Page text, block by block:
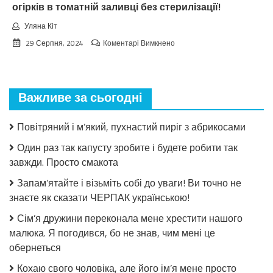
огірків в томатній заливці без стерилізації!
Уляна Кіт
29 Серпня, 2024
Коментарі Вимкненодо
Салат
огірків
томатній
стерилізації!
Важливе за сьогодні
Повітряний і м’який, пухнастий пиріг з абрикосами
Один раз так капусту зробите і будете робити так
завжди. Просто смакота
Запам’ятайте і візьміть собі до уваги! Ви точно не
знаєте як сказати ЧЕРПАК українською!
Сім’я дружини переконала мене хрестити нашого
малюка. Я погодився, бо не знав, чим мені це
обернеться
Кохаю свого чоловіка, але його ім’я мене просто